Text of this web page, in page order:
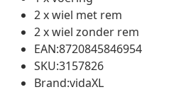
2 x wiel met rem
2 x wiel zonder rem
EAN:8720845846954
SKU:3157826
Brand:vidaXL